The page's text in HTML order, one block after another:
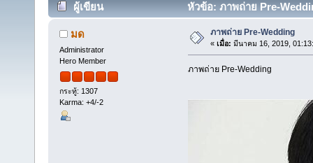
ผู้เขียน หัวข้อ: ภาพถ่าย Pre-
มด
Administrator
Hero Member
กระทู้: 1307
Karma: +4/-2
ภาพถ่าย Pre-Wedding
« เมื่อ: มีนาคม 16, 2019,
ุภาพถ่าย Pre-Wedding